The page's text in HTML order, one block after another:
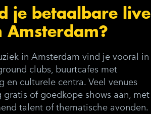
je betaalbare live
Amsterdam?
in Amsterdam vind je vooral in
clubs, buurtcafes met
en culturele centra. Veel venues
of goedkope shows aan, met
talent of thematische avonden.